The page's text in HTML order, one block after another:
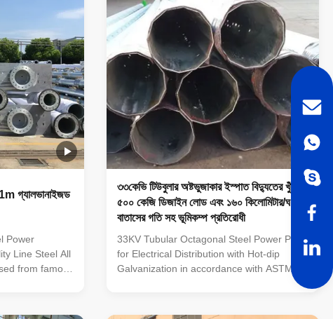
dip galvanized
and reduces
it an
Welding complies with CSA and AWS, AWS
D1.1 standard. The welders have got
corresponding certificate after testing and
inspection
গ্যালভানাইজড
Power
Line Steel All
from famous
provided
৩৩কেভি টিউবুলার অষ্টভুজাকার ইস্পাত বিদ্যুতের খুঁটি,
৫০০ কেজি ডিজাইন লোড এবং ১৬০ কিলোমিটার/ঘণ্টা
বাতাসের গতি সহ ভূমিকম্প প্রতিরোধী
33KV Tubular Octagonal Steel Power Pole
for Electrical Distribution with Hot-dip
Galvanization in accordance with ASTM
Galvanized Line Transmission Steel Power